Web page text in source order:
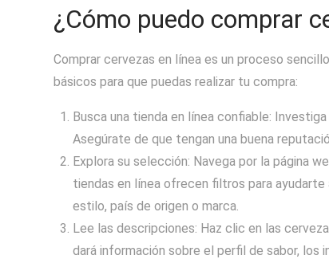
¿Cómo puedo comprar
Comprar cervezas en línea es un proceso
básicos para que puedas realizar tu compra:
Busca una tienda en línea confiable:
Asegúrate de que tengan una buena
Explora su selección: Navega por la página
tiendas en línea ofrecen filtros para
estilo, país de origen o marca.
Lee las descripciones: Haz clic en las
dará información sobre el perfil de sabor,